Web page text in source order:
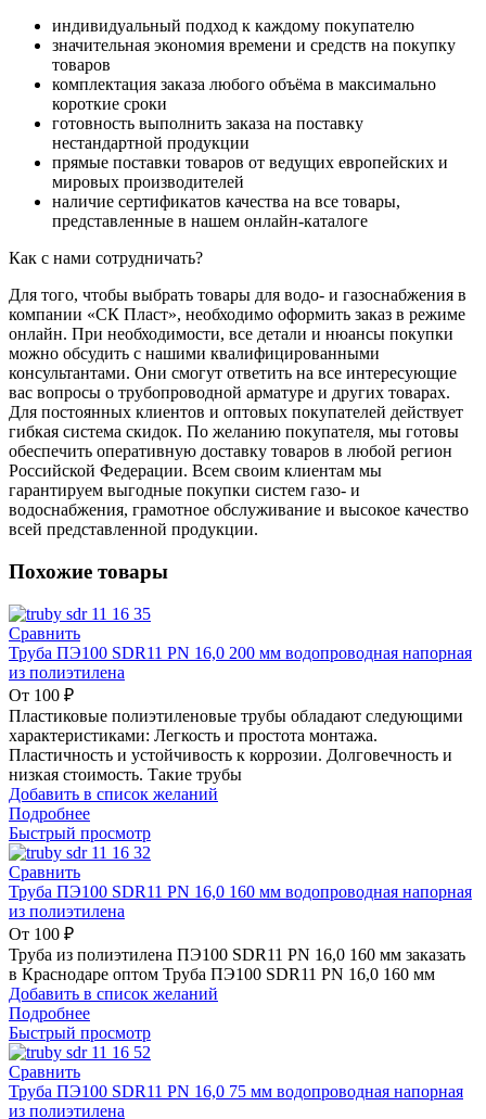
индивидуальный подход к каждому покупателю
значительная экономия времени и средств на покупку
товаров
комплектация заказа любого объёма в максимально
короткие сроки
готовность выполнить заказа на поставку
нестандартной продукции
прямые поставки товаров от ведущих европейских и
мировых производителей
наличие сертификатов качества на все товары,
представленные в нашем онлайн-каталоге
Как с нами сотрудничать?
Для того, чтобы выбрать товары для водо- и газоснабжения в
компании «СК Пласт», необходимо оформить заказ в режиме
онлайн. При необходимости, все детали и нюансы покупки
можно обсудить с нашими квалифицированными
консультантами. Они смогут ответить на все интересующие
вас вопросы о трубопроводной арматуре и других товарах.
Для постоянных клиентов и оптовых покупателей действует
гибкая система скидок. По желанию покупателя, мы готовы
обеспечить оперативную доставку товаров в любой регион
Российской Федерации. Всем своим клиентам мы
гарантируем выгодные покупки систем газо- и
водоснабжения, грамотное обслуживание и высокое качество
всей представленной продукции.
Похожие товары
Сравнить
Труба ПЭ100 SDR11 PN 16,0 200 мм водопроводная напорная
из полиэтилена
От 100 ₽
Пластиковые полиэтиленовые трубы обладают следующими
характеристиками: Легкость и простота монтажа.
Пластичность и устойчивость к коррозии. Долговечность и
низкая стоимость. Такие трубы
Добавить в список желаний
Подробнее
Быстрый просмотр
Сравнить
Труба ПЭ100 SDR11 PN 16,0 160 мм водопроводная напорная
из полиэтилена
От 100 ₽
Труба из полиэтилена ПЭ100 SDR11 PN 16,0 160 мм заказать
в Краснодаре оптом Труба ПЭ100 SDR11 PN 16,0 160 мм
Добавить в список желаний
Подробнее
Быстрый просмотр
Сравнить
Труба ПЭ100 SDR11 PN 16,0 75 мм водопроводная напорная
из полиэтилена